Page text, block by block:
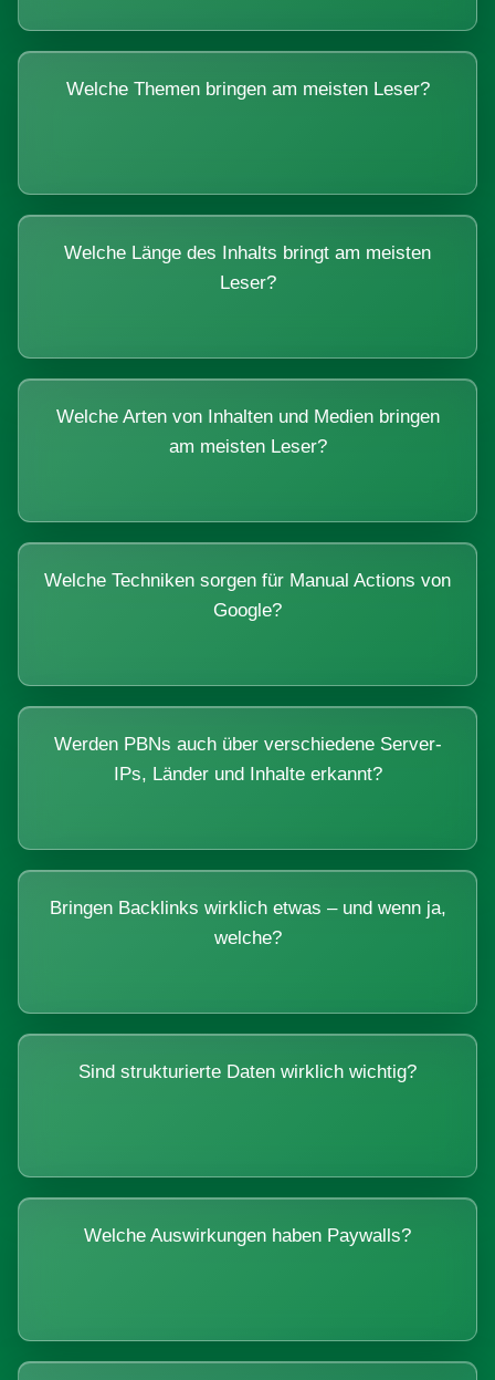
Welche Themen bringen am meisten Leser?
Welche Länge des Inhalts bringt am meisten
Leser?
Welche Arten von Inhalten und Medien bringen
am meisten Leser?
Welche Techniken sorgen für Manual Actions von
Google?
Werden PBNs auch über verschiedene Server-
IPs, Länder und Inhalte erkannt?
Bringen Backlinks wirklich etwas – und wenn ja,
welche?
Sind strukturierte Daten wirklich wichtig?
Welche Auswirkungen haben Paywalls?